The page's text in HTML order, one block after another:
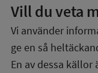
Vill du veta
Vi använder
ge en så
En av dessa